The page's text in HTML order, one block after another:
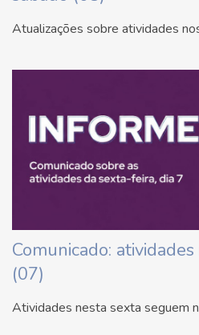
Atualizações sobre atividades
Comunicado:
(07)
Atividades nesta sexta seguem